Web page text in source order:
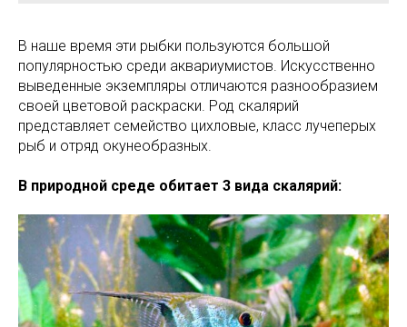
В наше время эти рыбки пользуются большой
популярностью среди аквариумистов. Искусственно
выведенные экземпляры отличаются разнообразием
своей цветовой раскраски. Род скалярий
представляет семейство цихловые, класс лучеперых
рыб и отряд окунеобразных.
В природной среде обитает 3 вида скалярий: